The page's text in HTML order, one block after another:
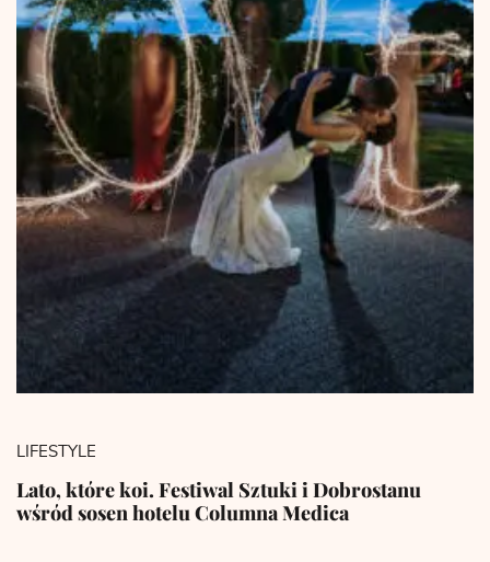
LIFESTYLE
Lato, które koi. Festiwal Sztuki i Dobrostanu
wśród sosen hotelu Columna Medica